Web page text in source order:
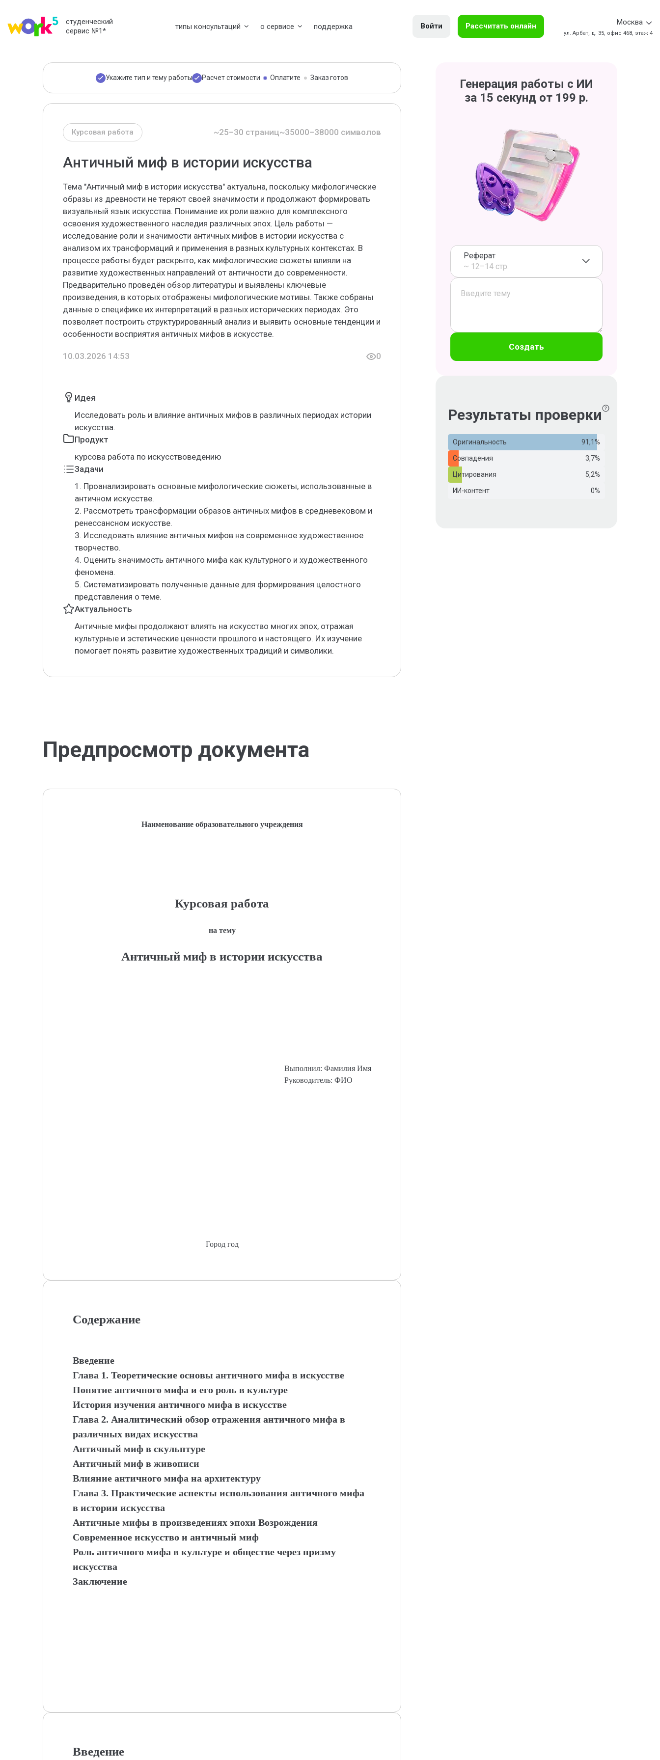
студенческий
сервис №1* типы консультаций о сервисе поддержка Войти Рассчитать онлайн Москва
ул. Арбат, д. 35, офис 468, этаж 4
Укажите тип и тему работы Расчет стоимости Оплатите Заказ готов
Курсовая работа ~25–30 страниц~35000–38000 символов
Античный миф в истории искусства
Тема "Античный миф в истории искусства" актуальна, поскольку мифологические
образы из древности не теряют своей значимости и продолжают формировать
визуальный язык искусства. Понимание их роли важно для комплексного
освоения художественного наследия различных эпох. Цель работы —
исследование роли и значимости античных мифов в истории искусства с
анализом их трансформаций и применения в разных культурных контекстах. В
процессе работы будет раскрыто, как мифологические сюжеты влияли на
развитие художественных направлений от античности до современности.
Предварительно проведён обзор литературы и выявлены ключевые
произведения, в которых отображены мифологические мотивы. Также собраны
данные о специфике их интерпретаций в разных исторических периодах. Это
позволяет построить структурированный анализ и выявить основные тенденции и
особенности восприятия античных мифов в искусстве.
10.03.2026 14:53 0
Идея
Исследовать роль и влияние античных мифов в различных периодах истории
искусства.
Продукт
курсова работа по искусствоведению
Задачи
1. Проанализировать основные мифологические сюжеты, использованные в
античном искусстве.
2. Рассмотреть трансформации образов античных мифов в средневековом и
ренессансном искусстве.
3. Исследовать влияние античных мифов на современное художественное
творчество.
4. Оценить значимость античного мифа как культурного и художественного
феномена.
5. Систематизировать полученные данные для формирования целостного
представления о теме.
Актуальность
Античные мифы продолжают влиять на искусство многих эпох, отражая
культурные и эстетические ценности прошлого и настоящего. Их изучение
помогает понять развитие художественных традиций и символики.
Предпросмотр документа
Наименование образовательного учреждения
Курсовая работа
на тему
Античный миф в истории искусства
Выполнил: Фамилия Имя
Руководитель: ФИО
Город год
Содержание
Введение
Глава 1. Теоретические основы античного мифа в искусстве
Понятие античного мифа и его роль в культуре
История изучения античного мифа в искусстве
Глава 2. Аналитический обзор отражения античного мифа в
различных видах искусства
Античный миф в скульптуре
Античный миф в живописи
Влияние античного мифа на архитектуру
Глава 3. Практические аспекты использования античного мифа
в истории искусства
Античные мифы в произведениях эпохи Возрождения
Современное искусство и античный миф
Роль античного мифа в культуре и обществе через призму
искусства
Заключение
Введение
Генерация работы с ИИ
за 15 секунд от 199 р.
Реферат
~ 12–14 стр.
Создать
Результаты проверки
Оригинальность 91,1%
Совпадения 3,7%
Цитирования 5,2%
ИИ-контент 0%